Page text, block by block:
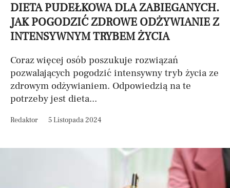
DIETA PUDEŁKOWA DLA ZABIEGANYCH.
JAK POGODZIĆ ZDROWE ODŻYWIANIE Z
INTENSYWNYM TRYBEM ŻYCIA
Coraz więcej osób poszukuje rozwiązań
pozwalających pogodzić intensywny tryb życia ze
zdrowym odżywianiem. Odpowiedzią na te
potrzeby jest dieta...
Redaktor 5 Listopada 2024